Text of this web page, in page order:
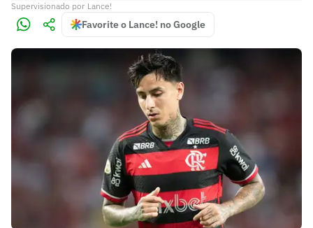
Supervisionado por Lance!
Favorite o Lance! no Google